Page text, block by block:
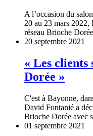
A l’occasion du
20 au 23 mars 2022,
réseau Brioche
20 septembre 2021
« Les clients
Dorée »
C'est à Bayonne,
David Fontanié a
Brioche Dorée avec
01 septembre 2021